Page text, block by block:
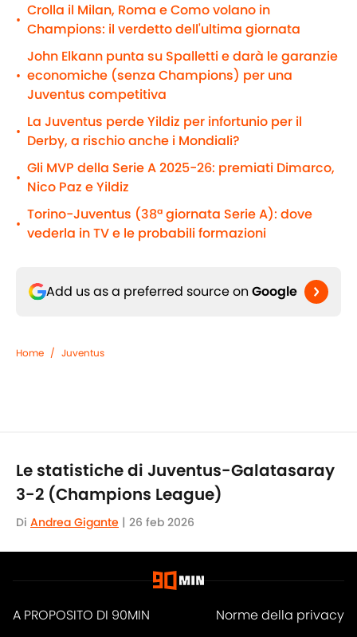
•
Crolla il Milan, Roma e Como volano in
Champions: il verdetto dell'ultima giornata
•
John Elkann punta su Spalletti e darà le garanzie
economiche (senza Champions) per una
Juventus competitiva
•
La Juventus perde Yildiz per infortunio per il
Derby, a rischio anche i Mondiali?
•
Gli MVP della Serie A 2025-26: premiati Dimarco,
Nico Paz e Yildiz
•
Torino-Juventus (38ª giornata Serie A): dove
vederla in TV e le probabili formazioni
Add us as a preferred source on Google
Home / Juventus
Le statistiche di Juventus-Galatasaray
3-2 (Champions League)
Di Andrea Gigante | 26 feb 2026
A PROPOSITO DI 90MIN
Norme della privacy